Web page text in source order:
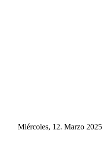
Miércoles, 12. Marzo 2025